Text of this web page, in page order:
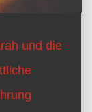
und die